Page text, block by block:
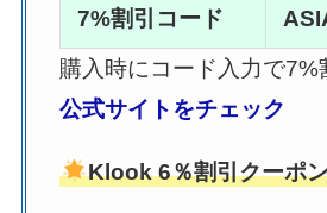
7%割引コード
購入時にコード入力で7%
公式サイトをチェック
Klook 6％割引クーポ